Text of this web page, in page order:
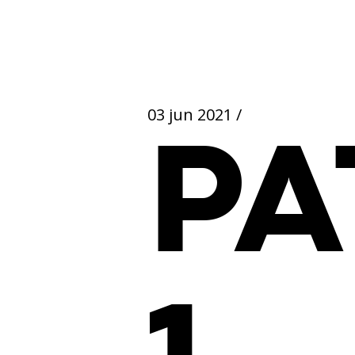
03 jun 2021 /